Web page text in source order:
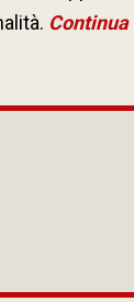
Continua